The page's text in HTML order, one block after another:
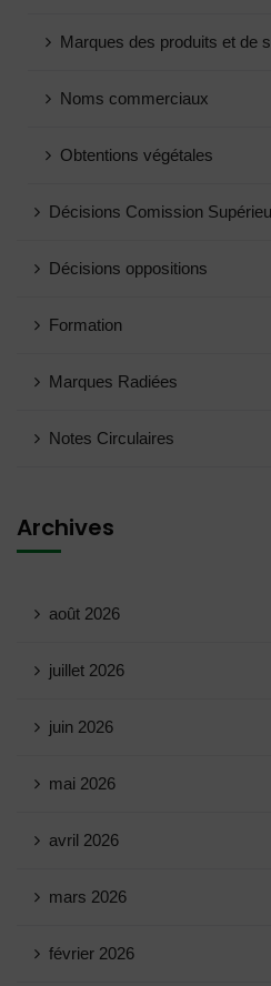
Marques des produits et de
Noms commerciaux
Obtentions végétales
Décisions Comission
Décisions oppositions
Formation
Marques Radiées
Notes Circulaires
Archives
août 2026
juillet 2026
juin 2026
mai 2026
avril 2026
mars 2026
février 2026